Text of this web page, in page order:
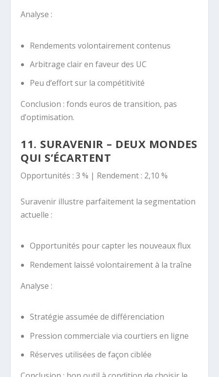
Analyse :
Rendements volontairement contenus
Arbitrage clair en faveur des UC
Peu d’effort sur la compétitivité
Conclusion : fonds euros de transition, pas
d’optimisation.
11. SURAVENIR – DEUX MONDES
QUI S’ÉCARTENT
Opportunités : 3 % | Rendement : 2,10 %
Suravenir illustre parfaitement la segmentation
actuelle :
Opportunités pour capter les nouveaux flux
Rendement laissé volontairement à la traîne
Analyse :
Stratégie assumée de différenciation
Pression commerciale via courtiers en ligne
Réserves utilisées de façon ciblée